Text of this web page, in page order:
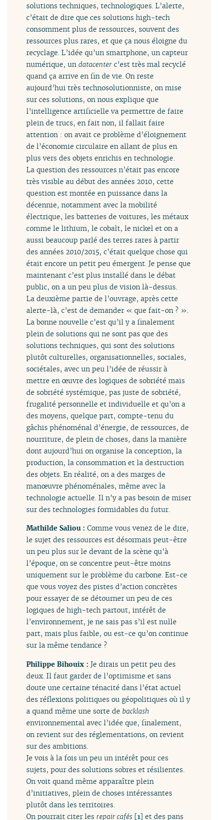
solutions techniques, technologiques. L’alerte,
c’était de dire que ces solutions high-tech
consomment plus de ressources, souvent des
ressources plus rares, et que ça nous éloigne du
recyclage. L’idée qu’un smartphone, un capteur
numérique, undatacenter c’est très mal recyclé
quand ça arrive en fin de vie. On reste
aujourd’hui très technosolutionniste, on mise
sur ces solutions, on nous explique que
l’intelligence artificielle va permettre de faire
plein de trucs, en fait non, il fallait faire
attention : on avait ce problème d’éloignement
de l’économie circulaire en allant de plus en
plus vers des objets enrichis en technologie.
La question des ressources n’était pas encore
très visible au début des années 2010, cette
question est montée en puissance dans la
décennie, notamment avec la mobilité
électrique, les batteries de voitures, les métaux
comme le lithium, le cobalt, le nickel et on a
aussi beaucoup parlé des terres rares à partir
des années 2010/2015, c’était quelque chose qui
était encore un petit peu émergent. Je pense que
maintenant c’est plus installé dans le débat
public, on a un peu plus de vision là-dessus.
La deuxième partie de l’ouvrage, après cette
alerte-là, c’est de demander « que fait-on ? ».
La bonne nouvelle c’est qu’il y a finalement
plein de solutions qui ne sont pas que des
solutions techniques, qui sont des solutions
plutôt culturelles, organisationnelles, sociales,
sociétales, avec un peu l’idée de réussir à
mettre en œuvre des logiques de sobriété mais
de sobriété systémique, pas juste de sobriété,
frugalité personnelle et individuelle et qu’on a
des moyens, quelque part, compte-tenu du
gâchis phénoménal d’énergie, de ressources, de
nourriture, de plein de choses, dans la manière
dont aujourd’hui on organise la conception, la
production, la consommation et la destruction
des objets. En réalité, on a des marges de
manœuvre phénoménales, même avec la
technologie actuelle. Il n’y a pas besoin de miser
sur des technologies formidables du futur.
Mathilde Saliou :Comme vous venez de le dire,
le sujet des ressources est désormais peut-être
un peu plus sur le devant de la scène qu’à
l’époque, on se concentre peut-être moins
uniquement sur le problème du carbone. Est-ce
que vous voyez des pistes d’action concrètes
pour essayer de se détourner un peu de ces
logiques de high-tech partout, intérêt de
l’environnement, je ne sais pas s’il est nulle
part, mais plus faible, ou est-ce qu’on continue
sur la même tendance ?
Philippe Bihouix :Je dirais un petit peu des
deux. Il faut garder de l’optimisme et sans
doute une certaine ténacité dans l’état actuel
des réflexions politiques ou géopolitiques où il y
a quand même une sorte de backlash
environnemental avec l’idée que, finalement,
on revient sur des réglementations, on revient
sur des ambitions.
Je vois à la fois un peu un intérêt pour ces
sujets, pour des solutions sobres et résilientes.
On voit quand même apparaître plein
d’initiatives, plein de choses intéressantes
plutôt dans les territoires.
On pourrait citer les repair cafés [1] et des pans